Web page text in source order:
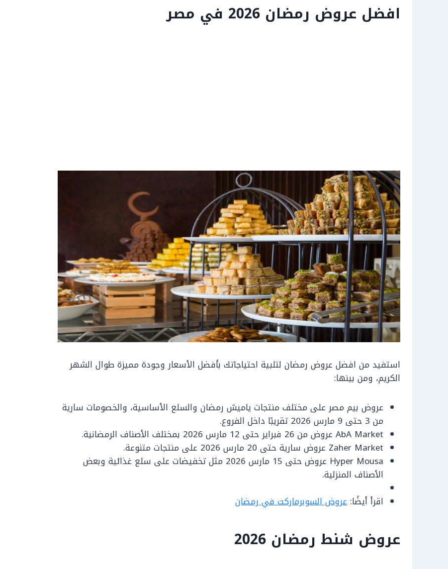
افضل عروض رمضان 2026 في مصر
استفيد من افضل عروض رمضان لتلبية احتياجاتك بأفضل الأسعار وجودة مميزة طوال الشهر
الكريم، ومن بينها:
عروض بيم مصر على مختلف منتجات ياميش رمضان والسلع الأساسية، والخصومات سارية
من 3 حتى 9 مارس 2026 تقريبًا داخل الفروع.
AbA Market عروض من 26 فبراير حتى 12 مارس 2026 بمختلف الأصناف الرمضانية.
Zaher Market عروض سارية حتى 20 مارس 2026 على منتجات متنوعة.
Hyper Mousa عروض حتى 15 مارس 2026 مثل تخفيضات على سلع غذائية وبعض
الأصناف المنزلية.
اقرأ أيضًا: عروض السوبرماركت في رمضان
عروض شنط رمضان 2026